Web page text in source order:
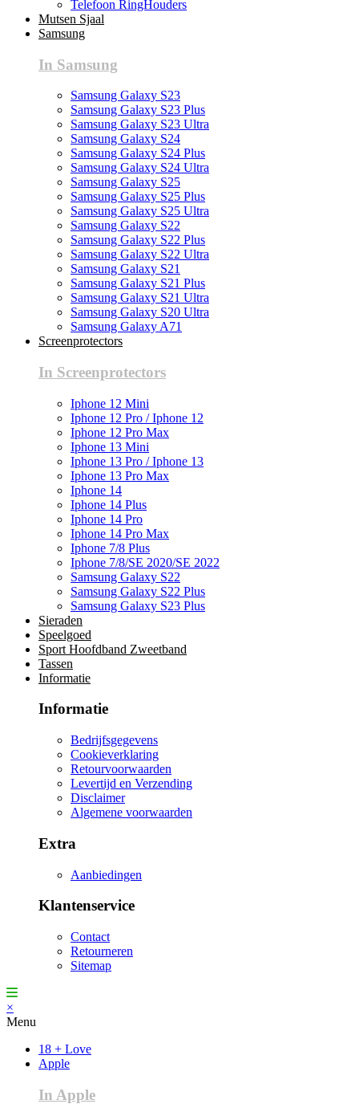
Telefoon RingHouders
Mutsen Sjaal
Samsung
In Samsung
Samsung Galaxy S23
Samsung Galaxy S23 Plus
Samsung Galaxy S23 Ultra
Samsung Galaxy S24
Samsung Galaxy S24 Plus
Samsung Galaxy S24 Ultra
Samsung Galaxy S25
Samsung Galaxy S25 Plus
Samsung Galaxy S25 Ultra
Samsung Galaxy S22
Samsung Galaxy S22 Plus
Samsung Galaxy S22 Ultra
Samsung Galaxy S21
Samsung Galaxy S21 Plus
Samsung Galaxy S21 Ultra
Samsung Galaxy S20 Ultra
Samsung Galaxy A71
Screenprotectors
In Screenprotectors
Iphone 12 Mini
Iphone 12 Pro / Iphone 12
Iphone 12 Pro Max
Iphone 13 Mini
Iphone 13 Pro / Iphone 13
Iphone 13 Pro Max
Iphone 14
Iphone 14 Plus
Iphone 14 Pro
Iphone 14 Pro Max
Iphone 7/8 Plus
Iphone 7/8/SE 2020/SE 2022
Samsung Galaxy S22
Samsung Galaxy S22 Plus
Samsung Galaxy S23 Plus
Sieraden
Speelgoed
Sport Hoofdband Zweetband
Tassen
Informatie
Informatie
Bedrijfsgegevens
Cookieverklaring
Retourvoorwaarden
Levertijd en Verzending
Disclaimer
Algemene voorwaarden
Extra
Aanbiedingen
Klantenservice
Contact
Retourneren
Sitemap
×
Menu
18 + Love
Apple
In Apple